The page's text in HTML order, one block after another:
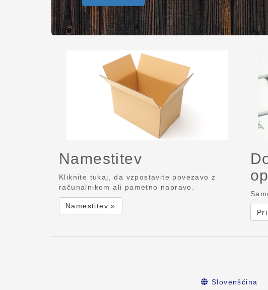
Namestitev
Kliknite tukaj, da vzpostavite povezavo z
računalnikom ali pametno napravo.
Namestitev »
Slovenščina